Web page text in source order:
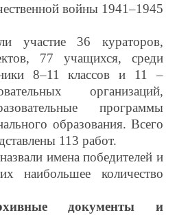
войны 1941–1945
участие 36 кураторов,
77 учащихся, среди
8–11 классов и 11 –
организаций,
программы
образования. Всего
113 работ.
имена победителей и
наибольшее количество
документы и